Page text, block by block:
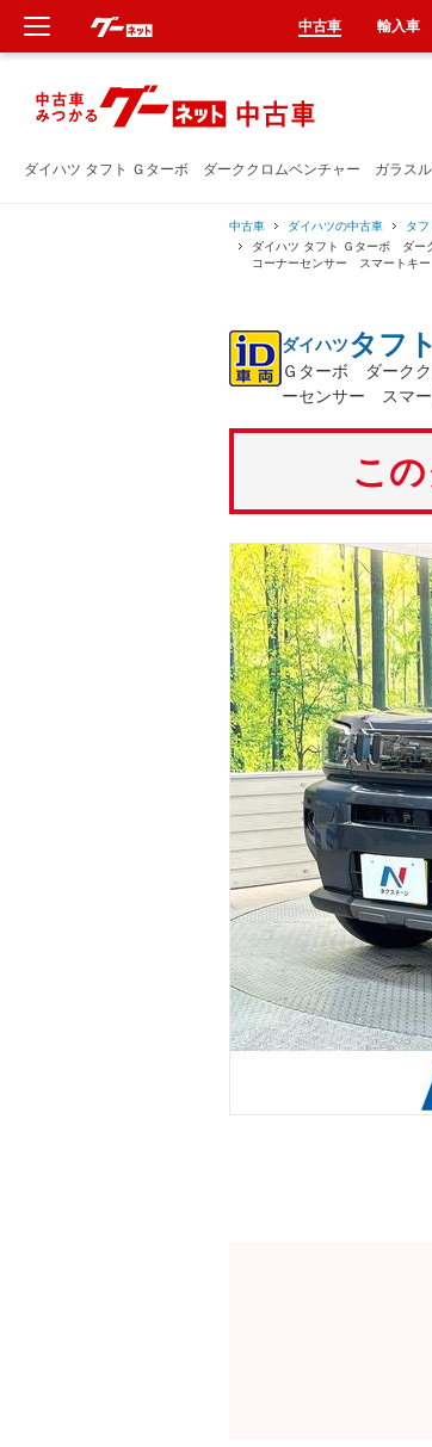
ダイハツ タフト Ｇターボ ダーククロムベンチャー ガラス
中古車 ダイハツの中古車 タ
ダイハツ タフト Ｇターボ ダ
コーナーセンサー スマートキ
ダイハツタフト
Ｇターボ ダーク
ーセンサー スマ
こ
中古車 輸入車
新車
中古車